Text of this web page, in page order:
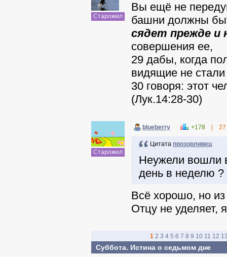
Старожил
Вы ещё не
башни должны
сядет прежде
совершения ее,
29 дабы, когда
видящие не
30 говоря: этот
(Лук.14:28-30)
Старожил
blueberry +178
Цитата прозорливец
Неужели вошли
день в неделю ?
Всё хорошо, но из
Отцу не уделяет,
1 2 3 4 5 6 7 8 9 10 11 12
Суббота. Истина о седьмом дне